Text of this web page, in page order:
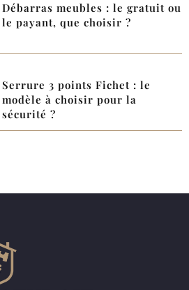
Débarras meubles : le gratuit ou
le payant, que choisir ?
Serrure 3 points Fichet : le
modèle à choisir pour la
sécurité ?